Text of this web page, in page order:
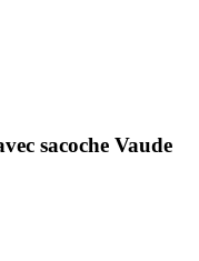
sacoche Vaude